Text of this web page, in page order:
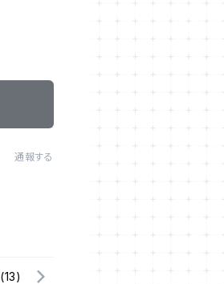
通報する
(13)